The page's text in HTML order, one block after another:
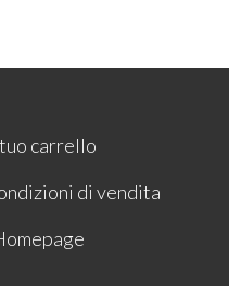
carrello
di vendita